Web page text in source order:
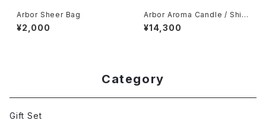
Arbor Sheer Bag
¥2,000
Arbor Aroma Candle / Shig
araki
¥14,300
Category
Gift Set